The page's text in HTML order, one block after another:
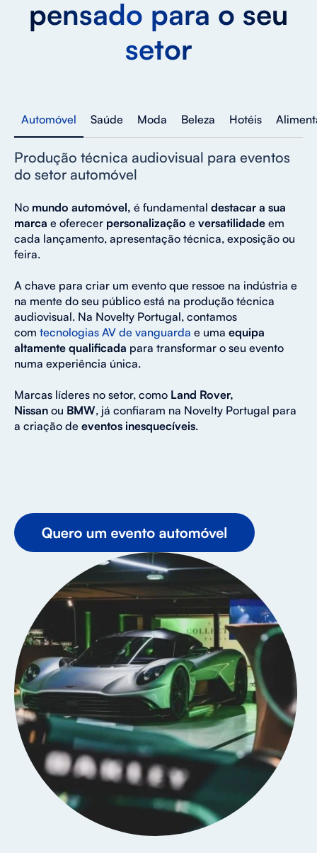
pensado para o seu
setor
Automóvel Saúde Moda Beleza Hotéis
Produção técnica audiovisual para eventos
do setor automóvel
No mundo automóvel, é fundamental destacar a sua
marca e oferecer personalização e versatilidade em
cada lançamento, apresentação técnica, exposição ou
feira.
A chave para criar um evento que ressoe na indústria e
na mente do seu público está na produção técnica
audiovisual. Na Novelty Portugal, contamos
com tecnologias AV de vanguarda e uma equipa
altamente qualificada para transformar o seu evento
numa experiência única.
Marcas líderes no setor, como Land Rover,
Nissan ou BMW, já confiaram na Novelty Portugal para
a criação de eventos inesquecíveis.